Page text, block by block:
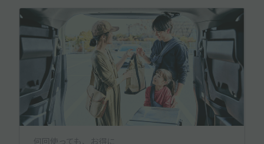
何回使っても、お得に